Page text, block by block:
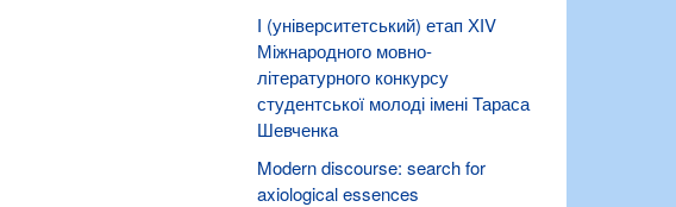
І (університетський) етап ХІV
Міжнародного мовно-
літературного конкурсу
студентської молоді імені Тараса
Шевченка
Modern discourse: search for
axiological essences